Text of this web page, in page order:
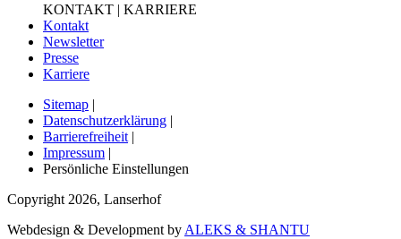
KONTAKT | KARRIERE
Kontakt
Newsletter
Presse
Karriere
Sitemap |
Datenschutzerklärung |
Barrierefreiheit|
Impressum |
Persönliche Einstellungen
Copyright2026, Lanserhof
Webdesign & Development byALEKS & SHANTU